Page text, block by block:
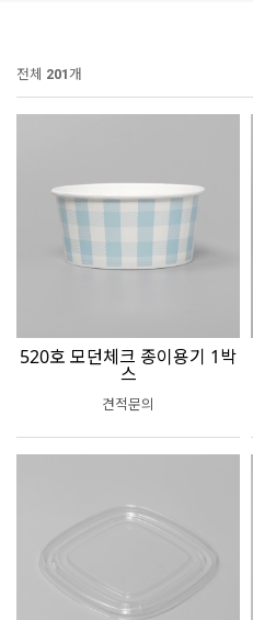
전체 201개
520호 모던체크 종이용기 1박
스
견적문의